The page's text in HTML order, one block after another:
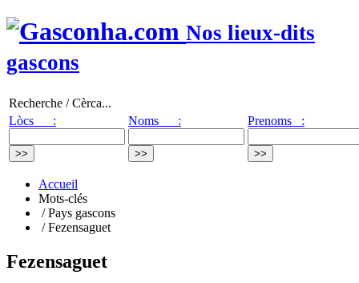
Nos lieux-dits
gascons
Recherche / Cèrca...
Lòcs :
Noms : Prenoms :
Accueil
Mots-clés
/ Pays gascons
/ Fezensaguet
Fezensaguet